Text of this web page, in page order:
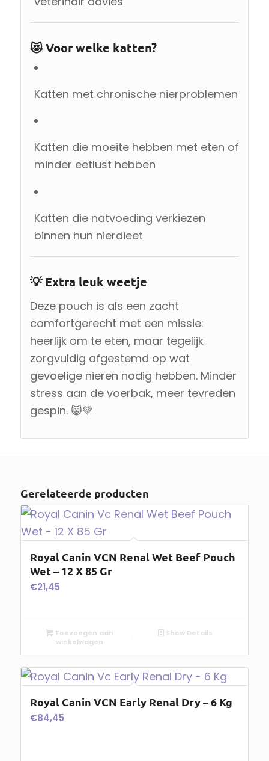
😻 Voor welke katten?
Katten met chronische nierproblemen
Katten die moeite hebben met eten of
minder eetlust hebben
Katten die natvoeding verkiezen
binnen hun nierdieet
💡 Extra leuk weetje
Deze pouch is als een zacht
comfortgerecht met een missie:
heerlijk om te eten, maar tegelijk
zorgvuldig afgestemd op wat
gevoelige nieren nodig hebben. Minder
stress aan de voerbak, meer tevreden
gespin. 😸💚
Gerelateerde producten
Royal Canin VCN Renal Wet Beef Pouch
Wet – 12 X 85 Gr
€21,45
Toevoegen aan
winkelwagen
Show Details
Royal Canin VCN Early Renal Dry – 6 Kg
€84,45